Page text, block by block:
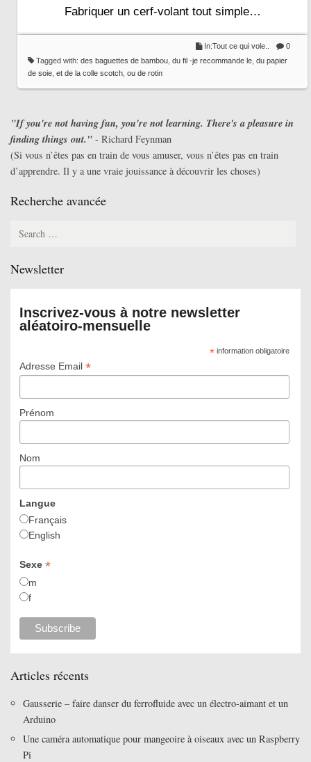
Fabriquer un cerf-volant tout simple…
0
In:Tout ce qui vole..
Tagged with: des baguettes de bambou, du fil -je recommande le, du papier
de soie, et de la colle scotch, ou de rotin
"If you're not having fun, you're not learning. There's a pleasure in
finding things out." - Richard Feynman
(Si vous n’êtes pas en train de vous amuser, vous n’êtes pas en train
d’apprendre. Il y a une vraie jouissance à découvrir les choses)
Recherche avancée
Newsletter
Inscrivez-vous à notre newsletter
aléatoiro-mensuelle
*information obligatoire
Adresse Email *
Prénom
Nom
Langue
Français
English
Sexe *
m
f
Articles récents
Gausserie – faire danser du ferrofluide avec un électro-aimant et un
Arduino
Une caméra automatique pour mangeoire à oiseaux avec un Raspberry
Pi